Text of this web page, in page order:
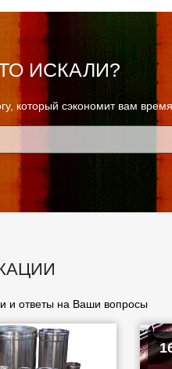
ИСКАЛИ?
который сэкономит вам время
и ответы на Ваши вопросы